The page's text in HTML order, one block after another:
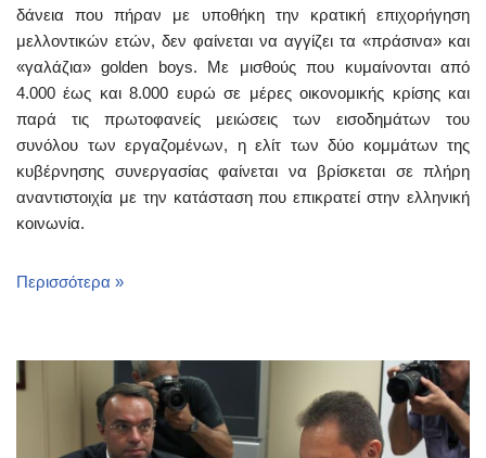
δάνεια που πήραν με υποθήκη την κρατική επιχορήγηση
μελλοντικών ετών, δεν φαίνεται να αγγίζει τα «πράσινα» και
«γαλάζια» golden boys. Με μισθούς που κυμαίνονται από
4.000 έως και 8.000 ευρώ σε μέρες οικονομικής κρίσης και
παρά τις πρωτοφανείς μειώσεις των εισοδημάτων του
συνόλου των εργαζομένων, η ελίτ των δύο κομμάτων της
κυβέρνησης συνεργασίας φαίνεται να βρίσκεται σε πλήρη
αναντιστοιχία με την κατάσταση που επικρατεί στην ελληνική
κοινωνία.
Περισσότερα »